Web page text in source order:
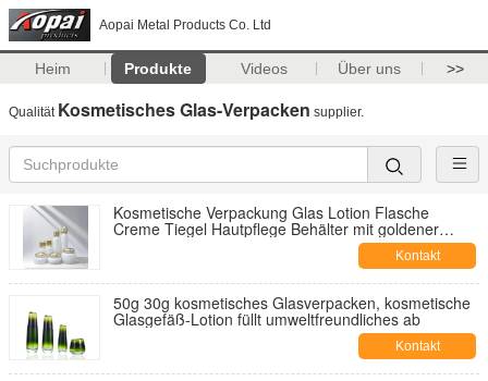
Aopai Metal Products Co. Ltd
Heim Produkte Videos Über uns >>
Qualität Kosmetisches Glas-Verpacken supplier.
Kosmetische Verpackung Glas Lotion Flasche
Creme Tiegel Hautpflege Behälter mit goldener
Kontakt
50g 30g kosmetisches Glasverpacken, kosmetische
Glasgefäß-Lotion füllt umweltfreundliches ab
Kontakt